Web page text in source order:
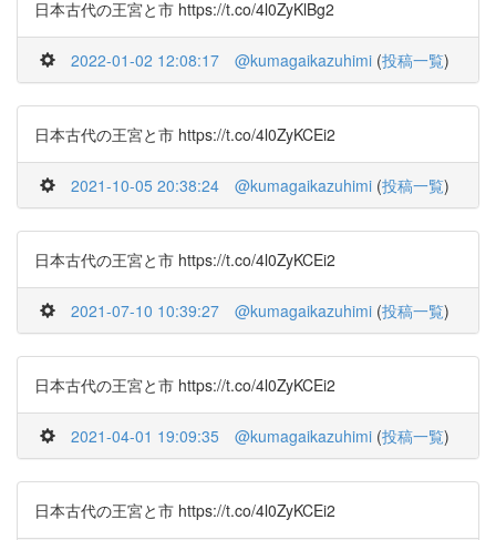
日本古代の王宮と市 https://t.co/4l0ZyKlBg2
2022-01-02 12:08:17 @kumagaikazuhimi (投稿一覧)
日本古代の王宮と市 https://t.co/4l0ZyKCEi2
2021-10-05 20:38:24 @kumagaikazuhimi (投稿一覧)
日本古代の王宮と市 https://t.co/4l0ZyKCEi2
2021-07-10 10:39:27 @kumagaikazuhimi (投稿一覧)
日本古代の王宮と市 https://t.co/4l0ZyKCEi2
2021-04-01 19:09:35 @kumagaikazuhimi (投稿一覧)
日本古代の王宮と市 https://t.co/4l0ZyKCEi2